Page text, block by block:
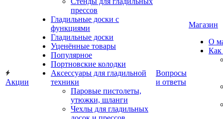
Акции
прессов
Гладильные доски с
функциями
Гладильные доски
Уценённые товары
Популярное
Портновские колодки
Аксессуары для гладильной
техники
Паровые пистолеты,
утюжки, шланги
Чехлы для гладильных
Вопросы
и ответы
Магазин
О
Как